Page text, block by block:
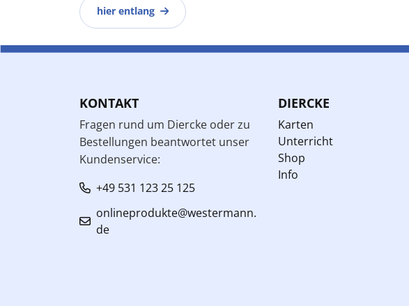
hier entlang
KONTAKT
Fragen rund um Diercke oder zu
Bestellungen beantwortet unser
Kundenservice:
+49 531 123 25 125
onlineprodukte@westermann.
de
DIERCKE
Karten
Unterricht
Shop
Info